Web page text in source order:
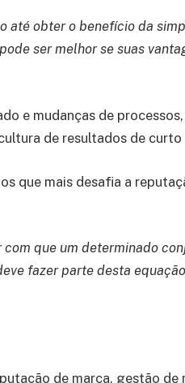
até obter o benefício da
ser melhor se suas
e mudanças de
de resultados de curto
que mais desafia a
que um determinado
fazer parte desta
de marca, gestão de